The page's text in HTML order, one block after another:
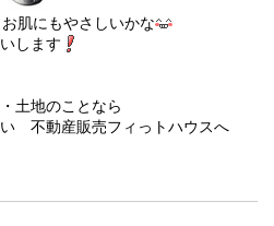
肌にもやさしいかな
します
土地のことなら
不動産販売フィっトハウスへ